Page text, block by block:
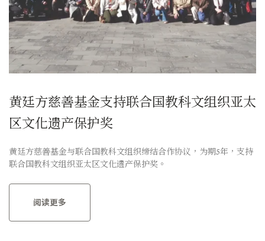
黄廷方慈善基金支持联合国教科文组织亚太
区文化遗产保护奖
黄廷方慈善基金与联合国教科文组织缔结合作协议，为期5年，支持
联合国教科文组织亚太区文化遗产保护奖。
阅读更多